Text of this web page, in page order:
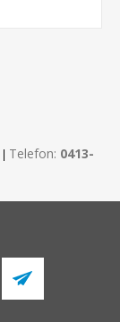
| Telefon: 0413-